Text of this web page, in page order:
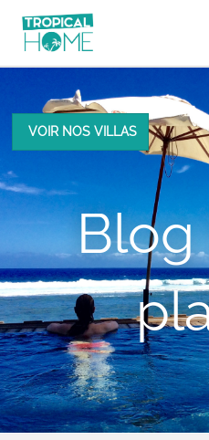
VOIR NOS VILLAS
Blog